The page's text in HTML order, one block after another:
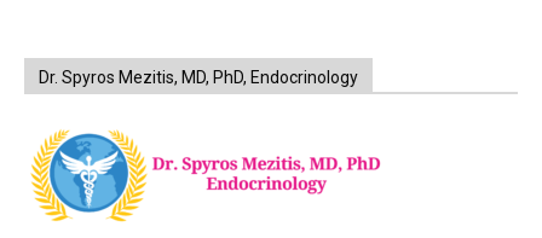
Dr. Spyros Mezitis, MD, PhD, Endocrinology